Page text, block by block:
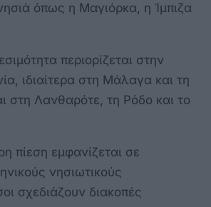
όπως η Μαγιόρκα, η Ίμπιζα
περιορίζεται στην
ιδιαίτερα στη Μάλαγα και τη
στη Λανθαρότε, τη Ρόδο και το
πίεση εμφανίζεται σε
νησιωτικούς
σχεδιάζουν διακοπές